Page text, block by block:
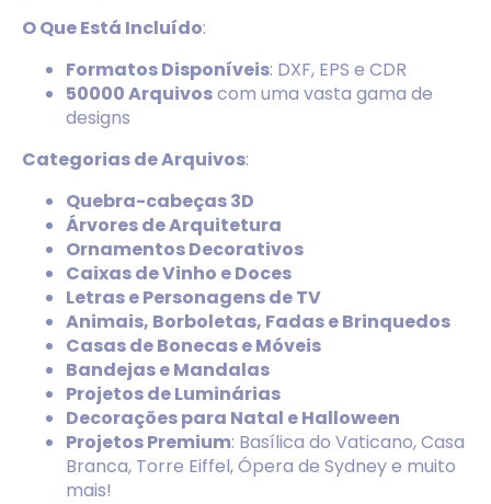
O Que Está Incluído:
Formatos Disponíveis: DXF, EPS e CDR
50000 Arquivoscom uma vasta gama de
designs
Categorias de Arquivos:
Quebra-cabeças 3D
Árvores de Arquitetura
Ornamentos Decorativos
Caixas de Vinho e Doces
Letras e Personagens de TV
Animais, Borboletas, Fadas e Brinquedos
Casas de Bonecas e Móveis
Bandejas e Mandalas
Projetos de Luminárias
Decorações para Natal e Halloween
Projetos Premium: Basílica do Vaticano, Casa
Branca, Torre Eiffel, Ópera de Sydney e muito
mais!